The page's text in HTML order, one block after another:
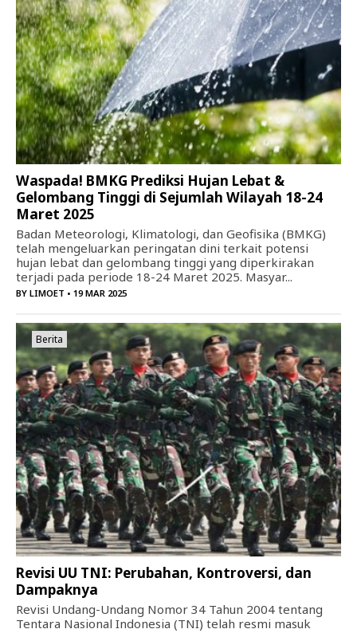
Waspada! BMKG Prediksi Hujan Lebat &
Gelombang Tinggi di Sejumlah Wilayah 18-24
Maret 2025
Badan Meteorologi, Klimatologi, dan Geofisika (BMKG)
telah mengeluarkan peringatan dini terkait potensi
hujan lebat dan gelombang tinggi yang diperkirakan
terjadi pada periode 18-24 Maret 2025. Masyar...
BY LIMOET • 19 MAR 2025
Berita
Revisi UU TNI: Perubahan, Kontroversi, dan
Dampaknya
Revisi Undang-Undang Nomor 34 Tahun 2004 tentang
Tentara Nasional Indonesia (TNI) telah resmi masuk